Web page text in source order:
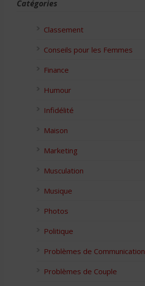
Catégories
Classement
Conseils pour les Femmes
Finance
Humour
Infidélité
Maison
Marketing
Musculation
Musique
Photos
Politique
Problèmes de Communication
Problèmes de Couple